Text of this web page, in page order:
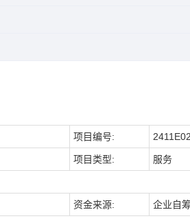
项目编号:
项目类型: 服务
资金来源: 企业自